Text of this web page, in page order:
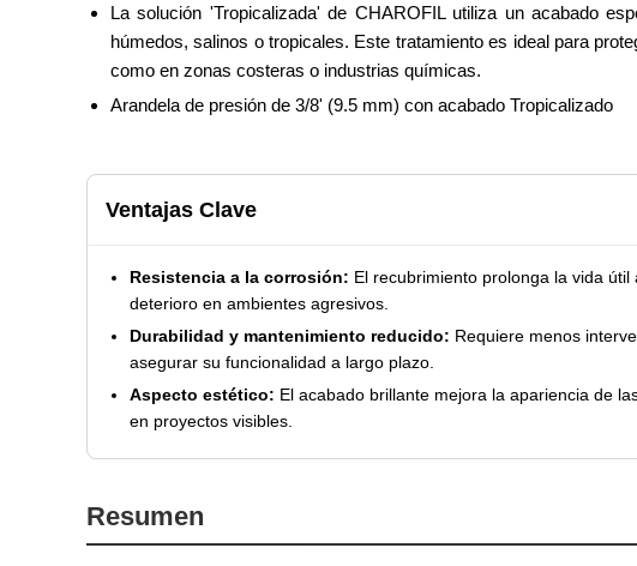
La solución 'Tropicalizada' de CHAROFIL utiliza un acabado
húmedos, salinos o tropicales. Este tratamiento es ideal para
como en zonas costeras o industrias químicas.
Arandela de presión de 3/8' (9.5 mm) con acabado Tropicalizado
Ventajas Clave
Resistencia a la corrosión: El recubrimiento prolonga la vida útil
deterioro en ambientes agresivos.
Durabilidad y mantenimiento reducido: Requiere menos
asegurar su funcionalidad a largo plazo.
Aspecto estético: El acabado brillante mejora la apariencia de
en proyectos visibles.
Resumen